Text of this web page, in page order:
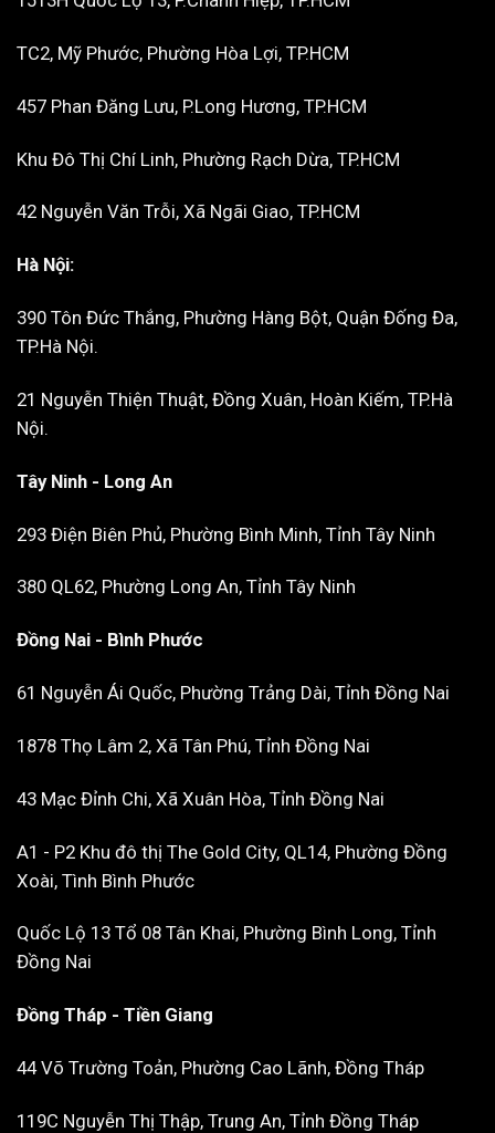
TC2, Mỹ Phước, Phường Hòa Lợi, TP.HCM
457 Phan Đăng Lưu, P.Long Hương, TP.HCM
Khu Đô Thị Chí Linh, Phường Rạch Dừa, TP.HCM
42 Nguyễn Văn Trỗi, Xã Ngãi Giao, TP.HCM
Hà Nội:
390 Tôn Đức Thắng, Phường Hàng Bột, Quận Đống Đa,
TP.Hà Nội.
21 Nguyễn Thiện Thuật, Đồng Xuân, Hoàn Kiếm, TP.Hà
Nội.
Tây Ninh - Long An
293 Điện Biên Phủ, Phường Bình Minh, Tỉnh Tây Ninh
380 QL62, Phường Long An, Tỉnh Tây Ninh
Đồng Nai - Bình Phước
61 Nguyễn Ái Quốc, Phường Trảng Dài, Tỉnh Đồng Nai
1878 Thọ Lâm 2, Xã Tân Phú, Tỉnh Đồng Nai
43 Mạc Đỉnh Chi, Xã Xuân Hòa, Tỉnh Đồng Nai
A1 - P2 Khu đô thị The Gold City, QL14, Phường Đồng
Xoài, Tình Bình Phước
Quốc Lộ 13 Tổ 08 Tân Khai, Phường Bình Long, Tỉnh
Đồng Nai
Đồng Tháp - Tiền Giang
44 Võ Trường Toản, Phường Cao Lãnh, Đồng Tháp
119C Nguyễn Thị Thập, Trung An, Tỉnh Đồng Tháp